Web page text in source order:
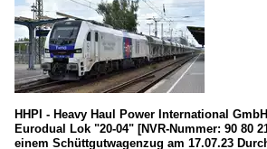
HHPI - Heavy Haul Power International
Eurodual Lok "20-04" [NVR-Nummer: 90 80
einem Schüttgutwagenzug am 17.07.23